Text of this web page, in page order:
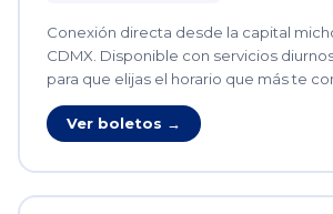
Conexión directa desde la capital
CDMX. Disponible con servicios
para que elijas el horario que más te
Ver boletos →